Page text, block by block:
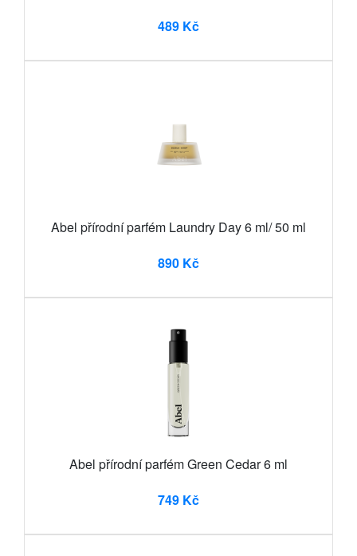
489 Kč
Abel přírodní parfém Laundry Day 6 ml/ 50 ml
890 Kč
Abel přírodní parfém Green Cedar 6 ml
749 Kč